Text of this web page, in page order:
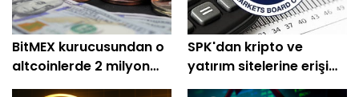
BitMEX kurucusundan o
altcoinlerde 2 milyon
dolarlık alım
SPK'dan kripto ve
yatırım sitelerine erişim
engeli